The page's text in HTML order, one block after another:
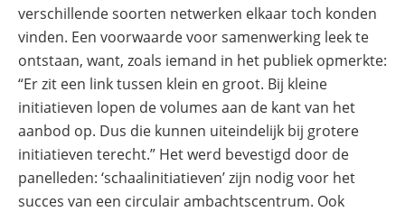
verschillende soorten netwerken elkaar toch konden
vinden. Een voorwaarde voor samenwerking leek te
ontstaan, want, zoals iemand in het publiek opmerkte:
“Er zit een link tussen klein en groot. Bij kleine
initiatieven lopen de volumes aan de kant van het
aanbod op. Dus die kunnen uiteindelijk bij grotere
initiatieven terecht.” Het werd bevestigd door de
panelleden: ‘schaalinitiatieven’ zijn nodig voor het
succes van een circulair ambachtscentrum. Ook